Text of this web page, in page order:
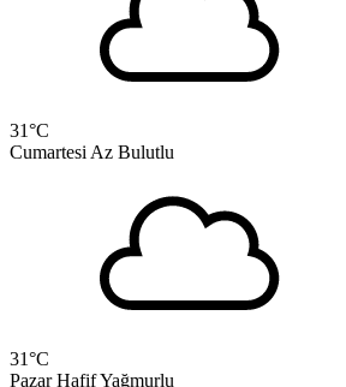
31°C
Cumartesi Az Bulutlu
31°C
Pazar Hafif Yağmurlu